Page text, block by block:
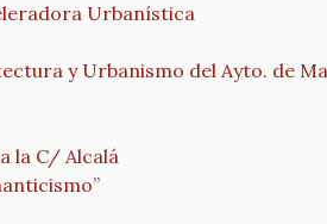
Urbanística
y Urbanismo del Ayto. de
la C/ Alcalá